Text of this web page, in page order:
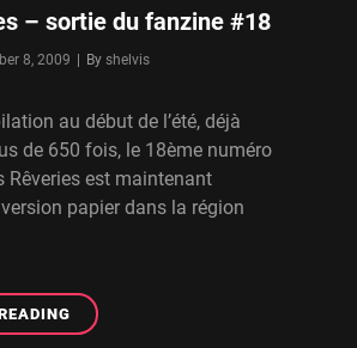
– sortie du fanzine #18
8, 2009 By Byline
shelvis
au début de l’été, déjà
de 650 fois, le 18ème numéro
Rêveries est maintenant
papier dans la région
LES
RÊVERIES